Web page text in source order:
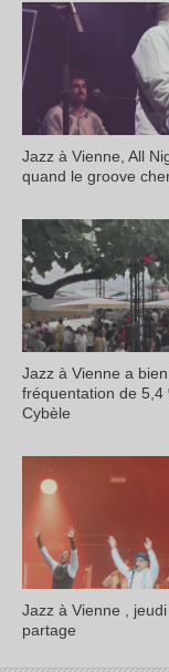
Jazz à Vienne, All
quand le groove
Jazz à Vienne a
fréquentation de 5,4
Cybèle
Jazz à Vienne ,
partage